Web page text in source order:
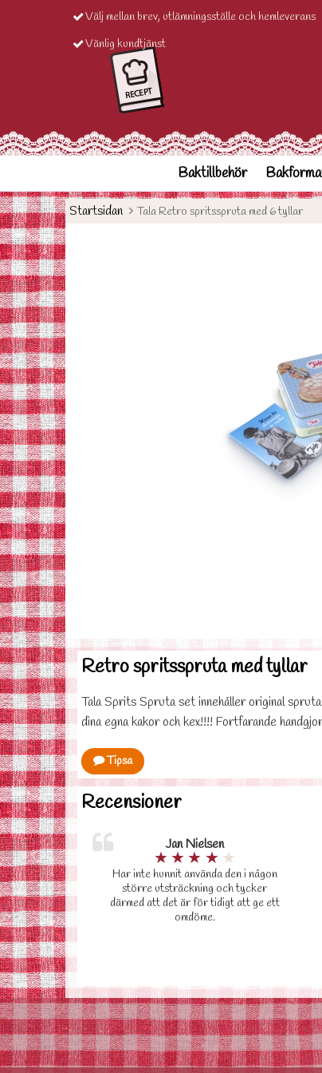
Välj mellan brev, utlämningsställe och hemleverans
Vänlig kundtjänst
Baktillbehör
Startsidan Tala Retro spritsspruta med 6 tyllar
Retro spritsspruta med tyllar
Tala Sprits Spruta set innehåller original
dina egna kakor och kex!!!! Fortfarande
Tipsa
Recensioner
Jan Nielsen
★★★ ★ ★
Har inte hunnit använda den i någon
större utsträckning och tycker
därmed att det är för tidigt att ge ett
omdöme.